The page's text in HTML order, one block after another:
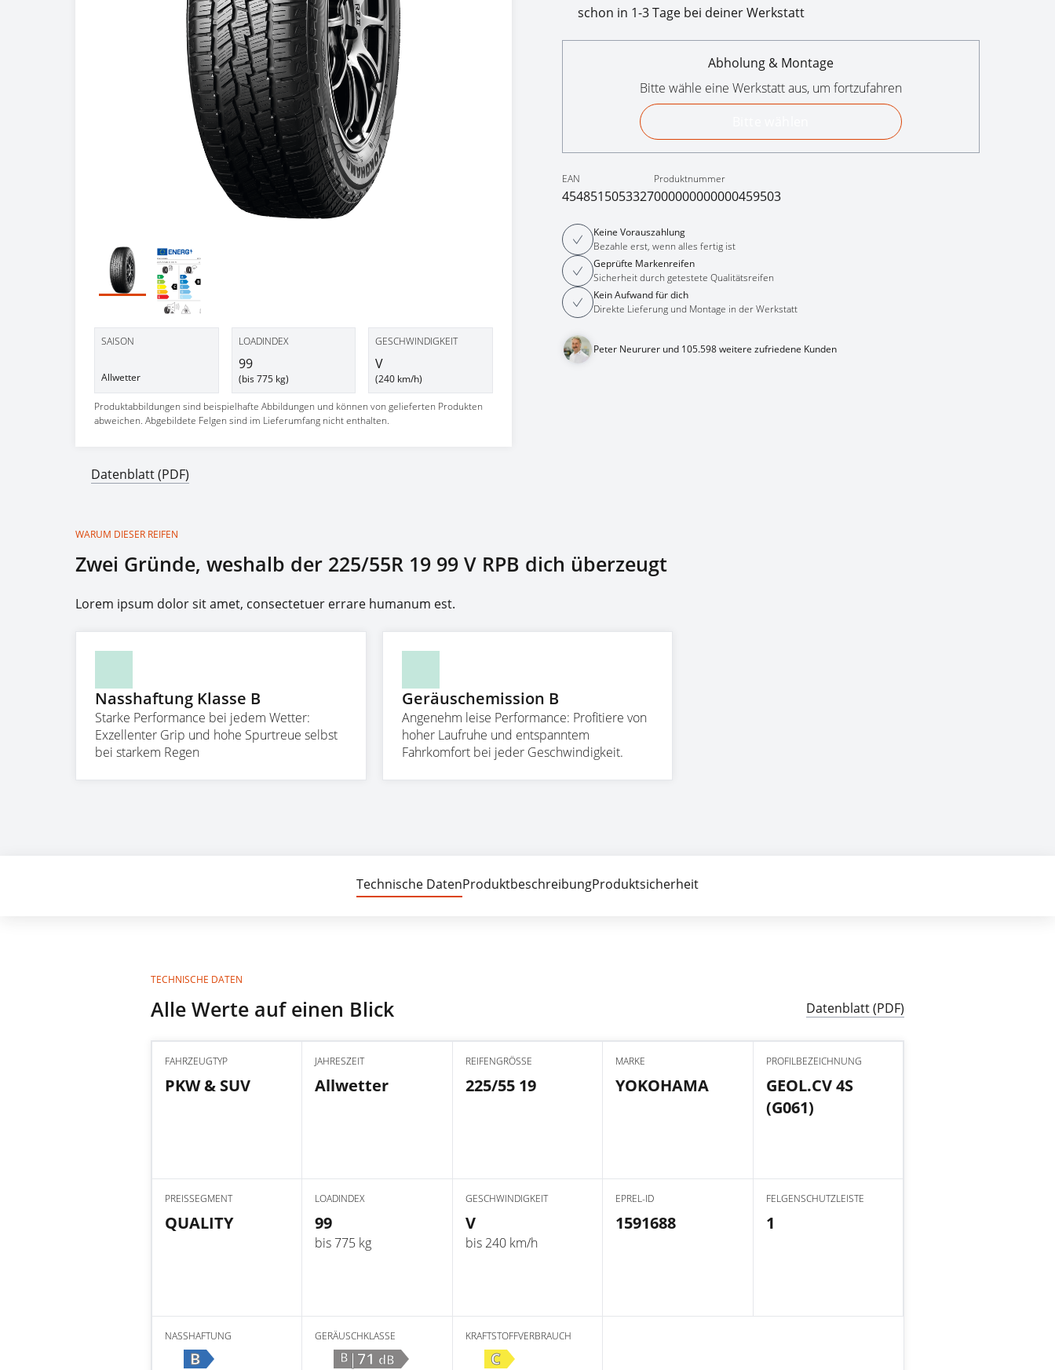
SAISON
Allwetter
LOADINDEX
99
(bis 775 kg)
GESCHWINDIGKEIT
V
(240 km/h)
Produktabbildungen sind beispielhafte Abbildungen und können von gelieferten Produkten
abweichen. Abgebildete Felgen sind im Lieferumfang nicht enthalten.
Datenblatt (PDF)
schon in 1-3 Tage bei deiner Werkstatt
Abholung & Montage
Bitte wähle eine Werkstatt aus, um fortzufahren
EAN
4548515053327
Produktnummer
000000000000459503
Keine Vorauszahlung
Bezahle erst, wenn alles fertig ist
Geprüfte Markenreifen
Sicherheit durch getestete Qualitätsreifen
Kein Aufwand für dich
Direkte Lieferung und Montage in der Werkstatt
Peter Neururer und 105.598 weitere zufriedene Kunden
WARUM DIESER REIFEN
Zwei Gründe, weshalb der 225/55R 19 99 V RPB dich überzeugt
Lorem ipsum dolor sit amet, consectetuer errare humanum est.
Nasshaftung Klasse B
Starke Performance bei jedem Wetter:
Exzellenter Grip und hohe Spurtreue selbst
bei starkem Regen
Geräuschemission B
Angenehm leise Performance: Profitiere von
hoher Laufruhe und entspanntem
Fahrkomfort bei jeder Geschwindigkeit.
Technische DatenProduktbeschreibungProduktsicherheitBewertungen
TECHNISCHE DATEN
Alle Werte auf einen Blick Datenblatt (PDF)
FAHRZEUGTYP
PKW & SUV
JAHRESZEIT
Allwetter
REIFENGRÖSSE
225/55 19
MARKE
YOKOHAMA
PROFILBEZEICHNUNG
GEOL.CV 4S
(G061)
PREISSEGMENT
QUALITY
LOADINDEX
99
bis 775 kg
GESCHWINDIGKEIT
V
bis 240 km/h
EPREL-ID
1591688
FELGENSCHUTZLEISTE
1
NASSHAFTUNG
B
GERÄUSCHKLASSE
B |71 dB
KRAFTSTOFFVERBRAUCH
C